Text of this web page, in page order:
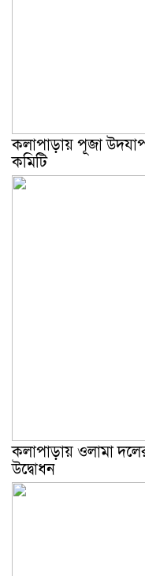
কলাপাড়ায় পূজা
কমিটি
কলাপাড়ায় ওলামা
উদ্বোধন